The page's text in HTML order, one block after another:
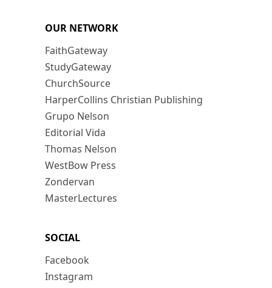
OUR NETWORK
FaithGateway
StudyGateway
ChurchSource
HarperCollins Christian Publishing
Grupo Nelson
Editorial Vida
Thomas Nelson
WestBow Press
Zondervan
MasterLectures
SOCIAL
Facebook
Instagram